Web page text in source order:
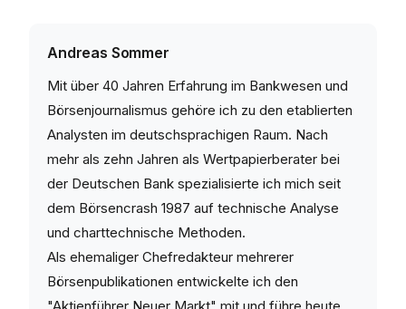
Andreas Sommer
Mit über 40 Jahren Erfahrung im Bankwesen und
Börsenjournalismus gehöre ich zu den etablierten
Analysten im deutschsprachigen Raum. Nach
mehr als zehn Jahren als Wertpapierberater bei
der Deutschen Bank spezialisierte ich mich seit
dem Börsencrash 1987 auf technische Analyse
und charttechnische Methoden.
Als ehemaliger Chefredakteur mehrerer
Börsenpublikationen entwickelte ich den